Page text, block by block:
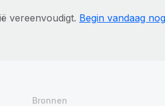
vereenvoudigt. Begin vandaag
Bronnen